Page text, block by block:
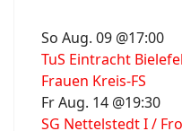
So Aug. 09 @17:00
TuS Eintracht
Frauen Kreis-FS
Fr Aug. 14 @19:30
SG Nettelstedt I /